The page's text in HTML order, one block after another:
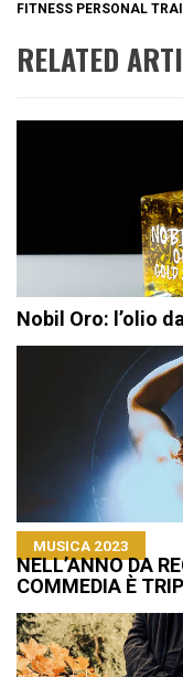
FITNESS PERSONAL
RELATED
Nobil Oro: l’olio
MUSICA 2023
NELL’ANNO DA
COMMEDIA È